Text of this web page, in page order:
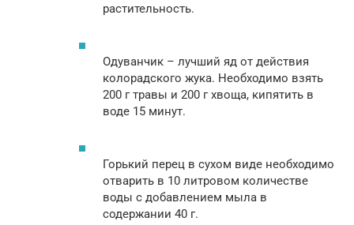
растительность.
Одуванчик – лучший яд от действия
колорадского жука. Необходимо взять
200 г травы и 200 г хвоща, кипятить в
воде 15 минут.
Горький перец в сухом виде необходимо
отварить в 10 литровом количестве
воды с добавлением мыла в
содержании 40 г.